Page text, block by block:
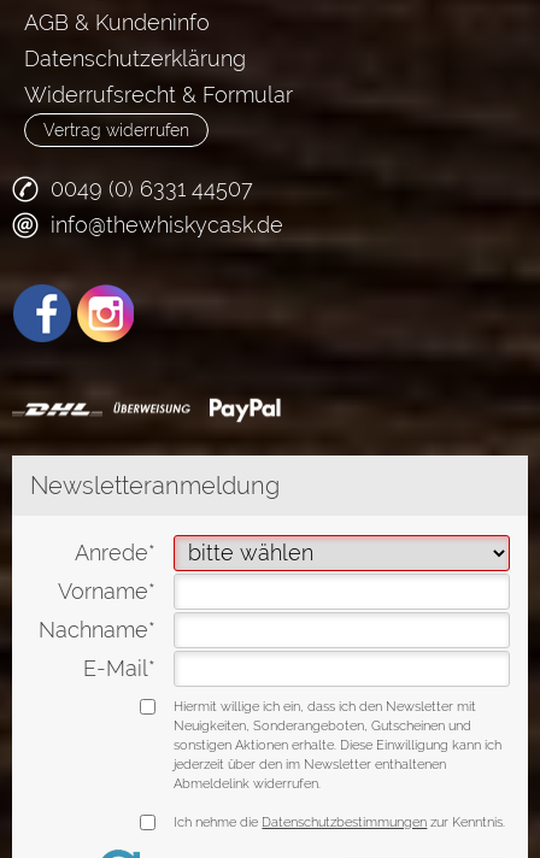
AGB & Kundeninfo
Datenschutzerklärung
Widerrufsrecht & Formular
Vertrag widerrufen
0049 (0) 6331 44507
info@thewhiskycask.de